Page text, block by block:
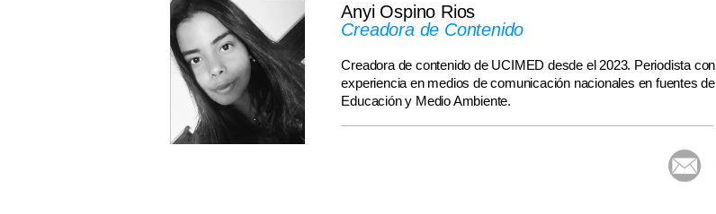
Anyi Ospino Rios
Creadora de Contenido
Creadora de contenido de UCIMED desde el 2023. Periodista con
experiencia en medios de comunicación nacionales en fuentes de
Educación y Medio Ambiente.